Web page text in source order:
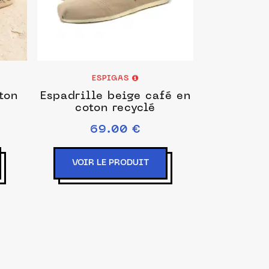
ESPIGAS
Espadrille beige café en
coton recyclé
69.00 €
VOIR LE PRODUIT